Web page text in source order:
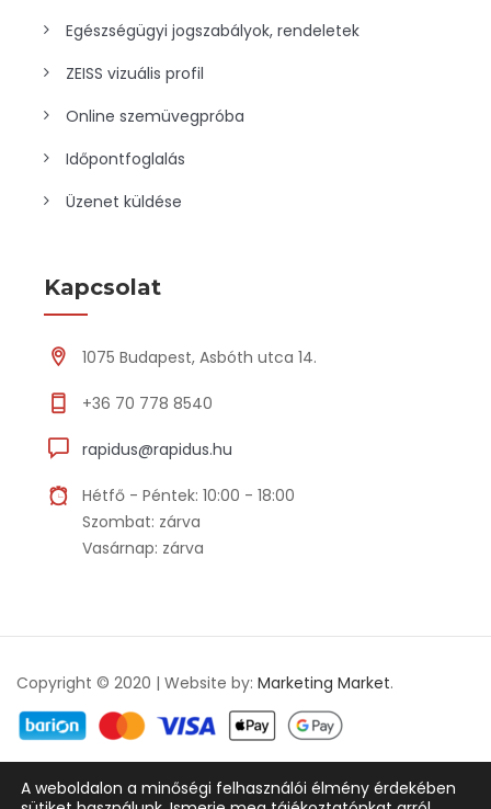
Egészségügyi jogszabályok, rendeletek
ZEISS vizuális profil
Online szemüvegpróba
Időpontfoglalás
Üzenet küldése
Kapcsolat
1075 Budapest, Asbóth utca 14.
+36 70 778 8540
rapidus@rapidus.hu
Hétfő - Péntek: 10:00 - 18:00
Szombat: zárva
Vasárnap: zárva
Copyright © 2020 | Website by: Marketing Market.
Adatkezelési tájékoztató ÁSZF
A weboldalon a minőségi felhasználói élmény érdekében